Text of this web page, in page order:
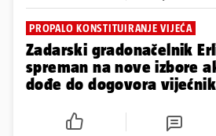
PROPALO KONSTITUIRANJE VIJEĆA
Zadarski gradonačelnik
spreman na nove izbore
dođe do dogovora